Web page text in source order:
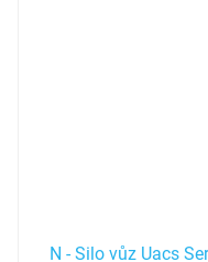
N - Silo vůz Uacs